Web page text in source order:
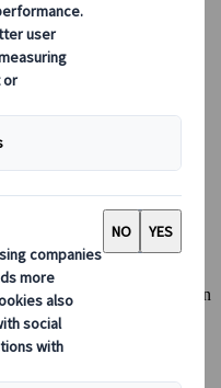
besøke Okinawa på din
at du bør
reise til
hav, strålende sol,
Da er et besøk til øygruppen
til Japan.
består av i underkant av
øyer) som ligger spredt